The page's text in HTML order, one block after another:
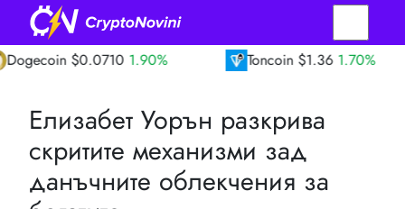
$0.0710 1.90% Toncoin $1.36 1.70%
Елизабет Уорън разкрива
скритите механизми зад
данъчните облекчения за